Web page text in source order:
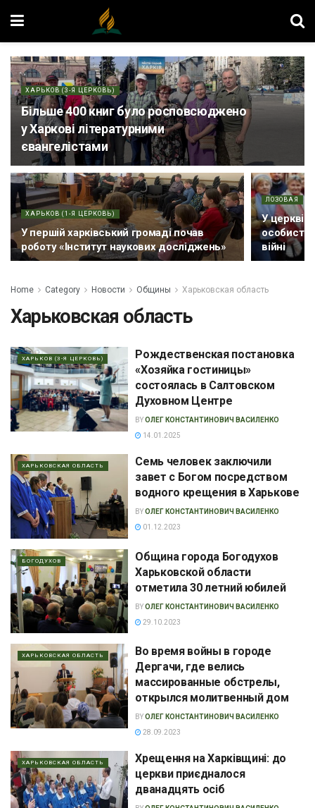
ХАРЬКОВ (3-Я ЦЕРКОВЬ)
Більше 400 книг було росповсюджено
у Харкові літературними
євангелістами
ХАРЬКОВ (1-Я ЦЕРКОВЬ)
У першій харківський громаді почав
роботу «Інститут наукових досліджень»
ЛОЗОВАЯ
У церкві
війні
Home Category Новости Общины Харьковская область
Харьковская область
ХАРЬКОВ (3-Я ЦЕРКОВЬ)
Рождественская постановка
«Хозяйка гостиницы»
состоялась в Салтовском
Духовном Центре
BYОЛЕГ КОНСТАНТИНОВИЧ ВАСИЛЕНКО
14.01.2025
ХАРЬКОВСКАЯ ОБЛАСТЬ
Семь человек заключили
завет с Богом посредством
водного крещения в Харькове
BYОЛЕГ КОНСТАНТИНОВИЧ ВАСИЛЕНКО
01.12.2023
БОГОДУХОВ
Община города Богодухов
Харьковской области
отметила 30 летний юбилей
BYОЛЕГ КОНСТАНТИНОВИЧ ВАСИЛЕНКО
29.10.2023
ХАРЬКОВСКАЯ ОБЛАСТЬ
Во время войны в городе
Дергачи, где велись
массированные обстрелы,
открылся молитвенный дом
BYОЛЕГ КОНСТАНТИНОВИЧ ВАСИЛЕНКО
28.09.2023
ХАРЬКОВСКАЯ ОБЛАСТЬ
Хрещення на Харківщині: до
церкви приєдналося
дванадцять осіб